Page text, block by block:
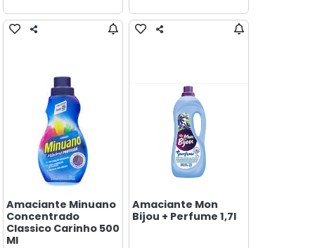
Amaciante Minuano
Concentrado
Classico Carinho 500
Ml
Amaciante Mon
Bijou + Perfume 1,7l